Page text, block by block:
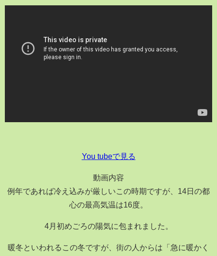
You tubeで見る
動画内容
例年であれば冷え込みが厳しいこの時期ですが、14日の都
心の最高気温は16度。
4月初めごろの陽気に包まれました。
暖冬といわれるこの冬ですが、街の人からは「急に暖かく